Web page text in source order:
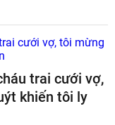
trai cưới vợ,
khiến tôi ly